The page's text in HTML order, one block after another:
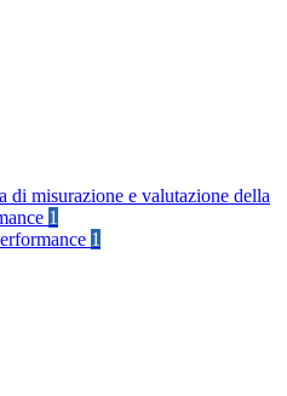
di misurazione e valutazione della
1
1